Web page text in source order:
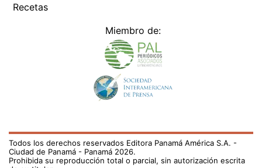
Recetas
Miembro de:
Todos los derechos reservados Editora Panamá América S.A. -
Ciudad de Panamá - Panamá 2026.
Prohibida su reproducción total o parcial, sin autorización escrita